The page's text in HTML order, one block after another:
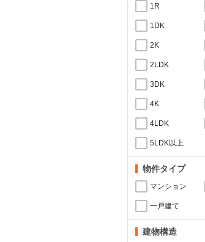
1R
1DK
2K
2LDK
3DK
4K
4LDK
5LDK以上
物件タイプ
マンション
一戸建て
建物構造